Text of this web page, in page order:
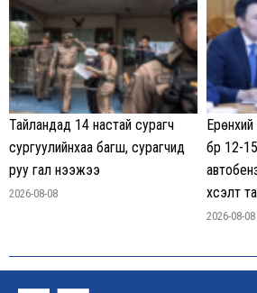
Тайландад 14 настай сурагч
сургуулийнхаа багш, сурагчид
руу гал нээжээ
2026-08-08
бүр 12-
хүсэлт
2026-08-08